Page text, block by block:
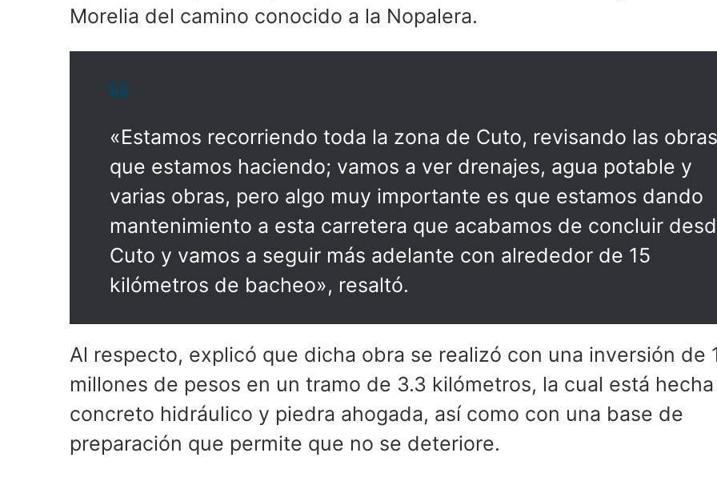
Morelia del camino conocido a la Nopalera.
«Estamos recorriendo toda la zona de Cuto, revisando las obras
que estamos haciendo; vamos a ver drenajes, agua potable y
varias obras, pero algo muy importante es que estamos dando
mantenimiento a esta carretera que acabamos de concluir
Cuto y vamos a seguir más adelante con alrededor de 15
kilómetros de bacheo», resaltó.
Al respecto, explicó que dicha obra se realizó con una inversión de
millones de pesos en un tramo de 3.3 kilómetros, la cual está
concreto hidráulico y piedra ahogada, así como con una base de
preparación que permite que no se deteriore.